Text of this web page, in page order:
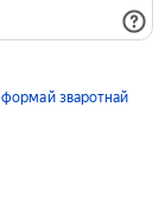
формай зваротнай